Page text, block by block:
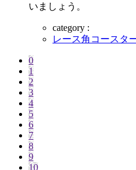
いましょう。
category :
レース角コースタ
0
1
2
3
4
5
6
7
8
9
10